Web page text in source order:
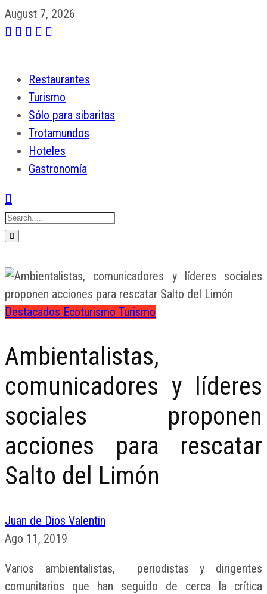
August 7, 2026
Restaurantes
Turismo
Sólo para sibaritas
Trotamundos
Hoteles
Gastronomía
Destacados Ecoturismo Turismo
Ambientalistas,
comunicadores y líderes
sociales proponen
acciones para rescatar
Salto del Limón
Juan de Dios Valentin
Ago 11, 2019
Varios ambientalistas, periodistas y dirigentes
comunitarios que han seguido de cerca la crítica